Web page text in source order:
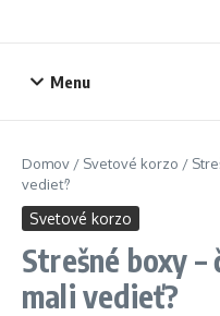
Menu
Domov / Svetové korzo /
vedieť?
Svetové korzo
Strešné boxy –
mali vedieť?